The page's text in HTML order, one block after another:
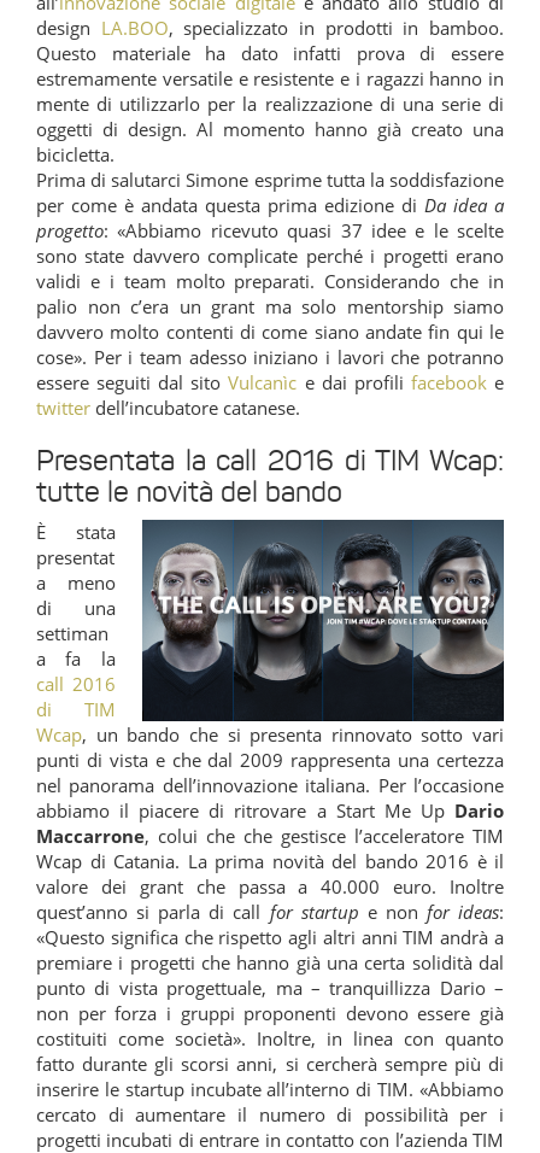
design LA.BOO, specializzato in prodotti in bamboo.
Questo materiale ha dato infatti prova di essere
estremamente versatile e resistente e i ragazzi hanno in
mente di utilizzarlo per la realizzazione di una serie di
oggetti di design. Al momento hanno già creato una
bicicletta.
Prima di salutarci Simone esprime tutta la soddisfazione
per come è andata questa prima edizione di Da idea a
progetto: «Abbiamo ricevuto quasi 37 idee e le scelte
sono state davvero complicate perché i progetti erano
validi e i team molto preparati. Considerando che in
palio non c’era un grant ma solo mentorship siamo
davvero molto contenti di come siano andate fin qui le
cose». Per i team adesso iniziano i lavori che potranno
essere seguiti dal sitoVulcanìc e dai profili facebook e
twitter dell’incubatore catanese.
Presentata la call 2016 di TIM Wcap:
tutte le novità del bando
È stata
presentat
a meno
di una
settiman
a fa la
call 2016
di TIM
Wcap, un bando che si presenta rinnovato sotto vari
punti di vista e che dal 2009 rappresenta una certezza
nel panorama dell’innovazione italiana. Per l’occasione
abbiamo il piacere di ritrovare a Start Me Up Dario
Maccarrone, colui che che gestisce l’acceleratore TIM
Wcap di Catania. La prima novità del bando 2016 è il
valore dei grant che passa a 40.000 euro. Inoltre
quest’anno si parla di call for startup e non for ideas:
«Questo significa che rispetto agli altri anni TIM andrà a
premiare i progetti che hanno già una certa solidità dal
punto di vista progettuale, ma – tranquillizza Dario –
non per forza i gruppi proponenti devono essere già
costituiti come società». Inoltre, in linea con quanto
fatto durante gli scorsi anni, si cercherà sempre più di
inserire le startup incubate all’interno di TIM. «Abbiamo
cercato di aumentare il numero di possibilità per i
progetti incubati di entrare in contatto con l’azienda TIM